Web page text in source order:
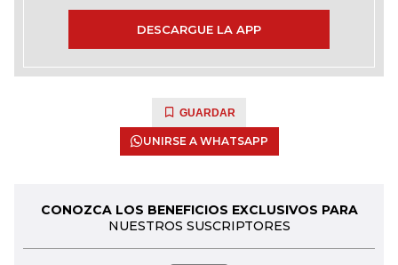
DESCARGUE LA APP
GUARDAR
UNIRSE A WHATSAPP
CONOZCA LOS BENEFICIOS EXCLUSIVOS PARA
NUESTROS SUSCRIPTORES